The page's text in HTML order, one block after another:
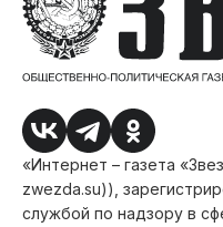
«Интернет – газета
zwezda.su)),
службой по надзору в